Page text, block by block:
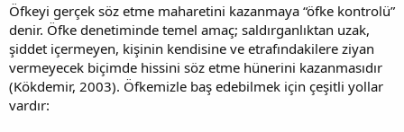
Öfkeyi gerçek söz etme maharetini kazanmaya “öfke kontrolü”
denir. Öfke denetiminde temel amaç; saldırganlıktan uzak,
şiddet içermeyen, kişinin kendisine ve etrafındakilere ziyan
vermeyecek biçimde hissini söz etme hünerini kazanmasıdır
(Kökdemir, 2003). Öfkemizle baş edebilmek için çeşitli yollar
vardır: